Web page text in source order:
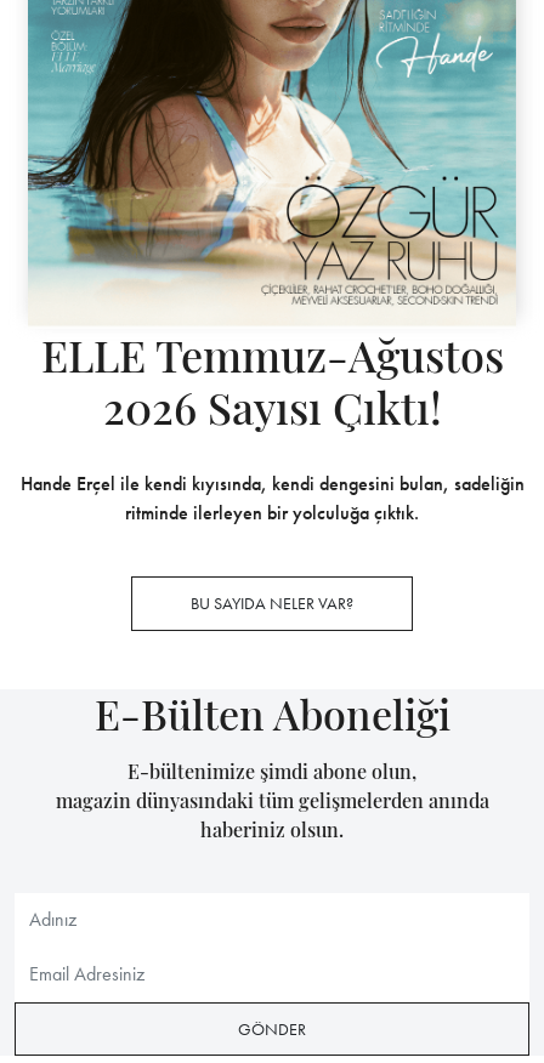
ELLE Temmuz-Ağustos
2026 Sayısı Çıktı!
Hande Erçel ile kendi kıyısında, kendi dengesini bulan, sadeliğin
ritminde ilerleyen bir yolculuğa çıktık.
BU SAYIDA NELER VAR?
E-Bülten Aboneliği
E-bültenimize şimdi abone olun,
magazin dünyasındaki tüm gelişmelerden anında
haberiniz olsun.
GÖNDER